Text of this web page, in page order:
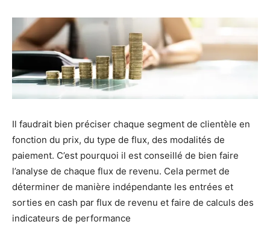
Il faudrait bien préciser chaque segment de clientèle en
fonction du prix, du type de flux, des modalités de
paiement. C’est pourquoi il est conseillé de bien faire
l’analyse de chaque flux de revenu. Cela permet de
déterminer de manière indépendante les entrées et
sorties en cash par flux de revenu et faire de calculs des
indicateurs de performance